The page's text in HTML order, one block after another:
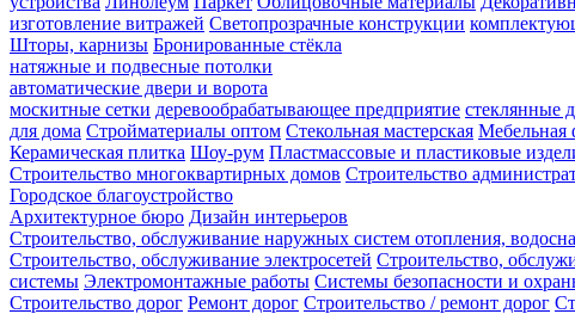
изготовление витражей Светопрозрачные конструкции
Шторы, карнизы Бронированные стёкла
натяжные и подвесные потолки
автоматические двери и ворота
москитные сетки деревообрабатывающее предприятие стеклянные
для дома Стройматериалы оптом Стекольная мастерская Мебельная
Керамическая плитка Шоу-рум Пластмассовые и пластиковые
Строительство многоквартирных домов Строительство
Городское благоустройство
Архитектурное бюро Дизайн интерьеров
Строительство, обслуживание наружных систем отопления,
Строительство, обслуживание электросетей Строительство,
системы Электромонтажные работы Системы безопасности и
Строительство дорог Ремонт дорог Строительство / ремонт дорог